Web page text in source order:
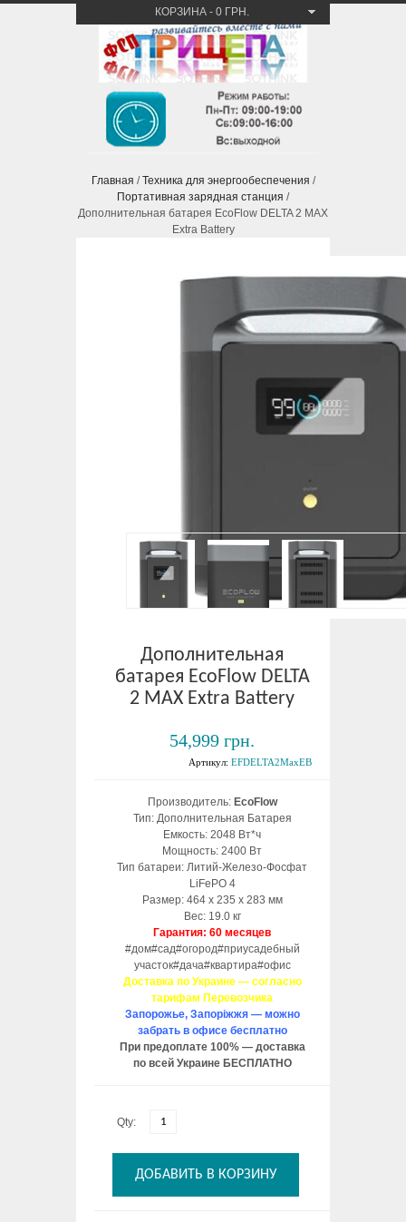
КОРЗИНА - 0 ГРН.
Главная /Техника для энергообеспечения /
Портативная зарядная станция /
Дополнительная батарея EcoFlow DELTA 2 MAX
Extra Battery
Дополнительная
батарея EcoFlow DELTA
2 MAX Extra Battery
54,999 грн.
Артикул: EFDELTA2MaxEB
Производитель: EcoFlow
Тип: Дополнительная Батарея
Емкость: 2048 Вт*ч
Мощность: 2400 Вт
Тип батареи: Литий-Железо-Фосфат
LiFePO 4
Размер: 464 х 235 х 283 мм
Вес: 19.0 кг
Гарантия: 60 месяцев
#дом#сад#огород#приусадебный
участок#дача#квартира#офис
Доставка по Украине — согласно
тарифам Перевозчика
Запорожье, Запоріжжя — можно
забрать в офисе бесплатно
При предоплате 100% — доставка
по всей Украине БЕСПЛАТНО
Qty:
ДОБАВИТЬ В КОРЗИНУ